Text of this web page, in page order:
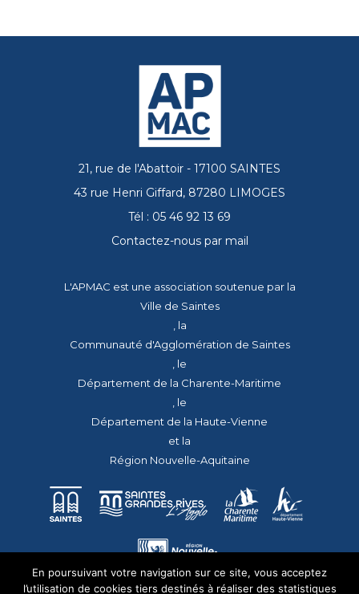
21, rue de l'Abattoir - 17100 SAINTES
43 rue Henri Giffard, 87280 LIMOGES
Tél : 05 46 92 13 69
Contactez-nous par mail
L'APMAC est une association soutenue par la
Ville de Saintes
, la
Communauté d'Agglomération de Saintes
, le
Département de la Charente-Maritime
, le
Département de la Haute-Vienne
et la
Région Nouvelle-Aquitaine
En poursuivant votre navigation sur ce site, vous acceptez
l’utilisation de cookies tiers destinés à réaliser des statistiques